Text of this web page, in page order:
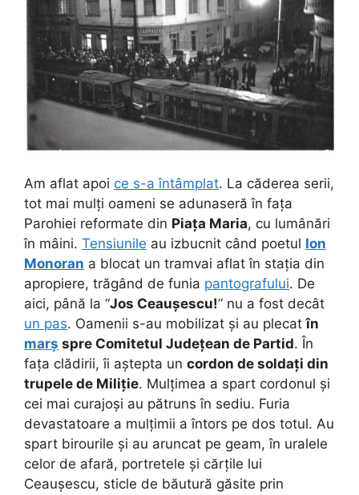
Am aflat apoi ce s-a întâmplat. La căderea serii,
tot mai mulți oameni se adunaseră în fața
Parohiei reformate din Piața Maria, cu lumânări
în mâini. Tensiunile au izbucnit când poetul Ion
Monoran a blocat un tramvai aflat în stația din
apropiere, trăgând de funia pantografului. De
aici, până la “Jos Ceaușescu!” nu a fost decât
un pas. Oamenii s-au mobilizat și au plecatîn
marș spre Comitetul Județean de Partid. În
fața clădirii, îi aștepta un cordon de soldați din
trupele de Miliție. Mulțimea a spart cordonul și
cei mai curajoși au pătruns în sediu. Furia
devastatoare a mulțimii a întors pe dos totul. Au
spart birourile și au aruncat pe geam, în uralele
celor de afară, portretele și cărțile lui
Ceaușescu, sticle de băutură găsite prin